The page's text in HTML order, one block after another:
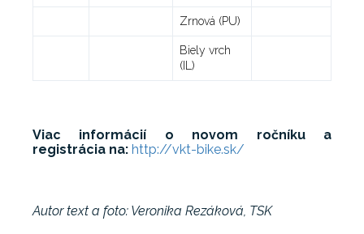
Zrnová (PU)
Biely vrch
(IL)
Viac informácií o novom ročníku a
registrácia na: http://vkt-bike.sk/
Autor text a foto: Veronika Rezáková, TSK